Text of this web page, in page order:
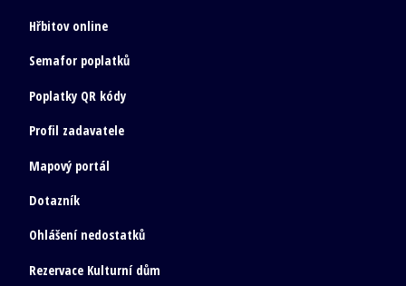
Hřbitov online
Semafor poplatků
Poplatky QR kódy
Profil zadavatele
Mapový portál
Dotazník
Ohlášení nedostatků
Rezervace Kulturní dům